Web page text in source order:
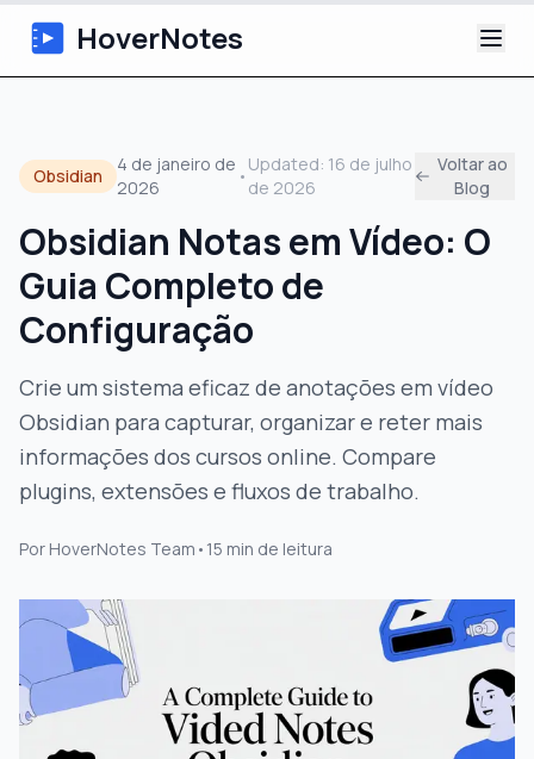
HoverNotes
Extension
Notas de Vídeo com IA
Sobre
Blog
Obsidian
4 de janeiro de
2026
•
Updated: 16 de julho
de 2026
Voltar ao
Blog
Obsidian Notas em Vídeo: O
Guia Completo de
Configuração
Crie um sistema eficaz de anotações em vídeo
Obsidian para capturar, organizar e reter mais
informações dos cursos online. Compare
plugins, extensões e fluxos de trabalho.
Por HoverNotes Team • 15 min de leitura